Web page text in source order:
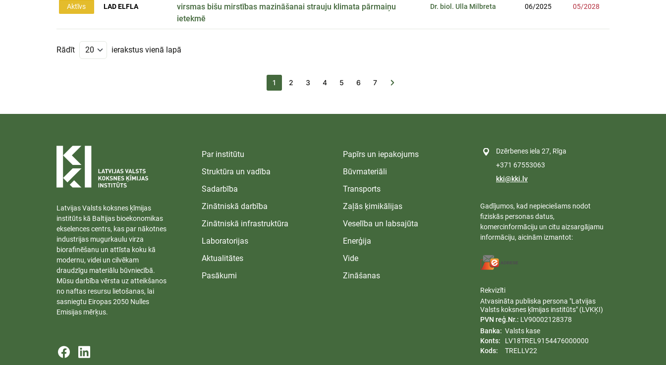
Aktīvs LAD ELFLA
virsmas bišu mirstības mazināšanai strauju klimata pārmaiņu
ietekmē
Dr. biol. Ulla Milbreta 06/2025 05/2028
Rādīt ierakstus vienā lapā
Pašreizējā lapa
1 Lapa
2 Lapa
3 Lapa
4 Lapa
5 Lapa
6 Lapa
7
Latvijas Valsts koksnes ķīmijas
institūts kā Baltijas bioekonomikas
ekselences centrs, kas par nākotnes
industrijas mugurkaulu virza
biorafinēšanu un attīsta koku kā
modernu, videi un cilvēkam
draudzīgu materiālu būvniecībā.
Mūsu darbība vērsta uz atteikšanos
no naftas resursu lietošanas, lai
sasniegtu Eiropas 2050 Nulles
Emisijas mērķus.
Par institūtu
Struktūra un vadība
Sadarbība
Zinātniskā darbība
Zinātniskā infrastruktūra
Laboratorijas
Aktualitātes
Pasākumi
Papīrs un iepakojums
Būvmateriāli
Transports
Zaļās ķimikālijas
Veselība un labsajūta
Enerģija
Vide
Zināšanas
Dzērbenes iela 27, Rīga
+371 67553063
kki@kki.lv
Gadījumos, kad nepieciešams nodot
fiziskās personas datus,
komercinformāciju un citu aizsargājamu
informāciju, aicinām izmantot:
Rekvizīti
Atvasināta publiska persona "Latvijas
Valsts koksnes ķīmijas institūts" (LVKĶI)
PVN reģ.Nr.: LV90002128378
Banka: Valsts kase
Konts:
LV18TREL9154476000000
Kods:
TRELLV22